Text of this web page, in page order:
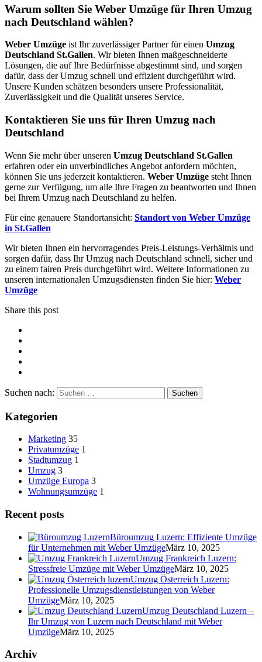
Warum sollten Sie Weber Umzüge für Ihren Umzug
nach Deutschland wählen?
Weber Umzüge ist Ihr zuverlässiger Partner für einen Umzug
Deutschland St.Gallen. Wir bieten Ihnen maßgeschneiderte
Lösungen, die auf Ihre Bedürfnisse abgestimmt sind, und sorgen
dafür, dass der Umzug schnell und effizient durchgeführt wird.
Unsere Kunden schätzen besonders unsere Professionalität,
Zuverlässigkeit und die Qualität unseres Service.
Kontaktieren Sie uns für Ihren Umzug nach
Deutschland
Wenn Sie mehr über unseren Umzug Deutschland St.Gallen
erfahren oder ein unverbindliches Angebot anfordern möchten,
können Sie uns jederzeit kontaktieren. Weber Umzüge steht Ihnen
gerne zur Verfügung, um alle Ihre Fragen zu beantworten und Ihnen
bei Ihrem Umzug nach Deutschland zu helfen.
Für eine genauere Standortansicht: Standort von Weber Umzüge
in St.Gallen
Wir bieten Ihnen ein hervorragendes Preis-Leistungs-Verhältnis und
sorgen dafür, dass Ihr Umzug nach Deutschland schnell, sicher und
zu einem fairen Preis durchgeführt wird. Weitere Informationen zu
unseren internationalen Umzugsdiensten finden Sie hier: Weber
Umzüge
Share this post
Suchen nach:
Kategorien
Marketing 35
Privatumzüge 1
Stadtumzug 1
Umzug 3
Umzüge Europa 3
Wohnungsumzüge 1
Recent posts
Büroumzug Luzern: Effiziente Umzüge
für Unternehmen mit Weber UmzügeMärz 10, 2025
Umzug Frankreich Luzern:
Stressfreie Umzüge mit Weber UmzügeMärz 10, 2025
Umzug Österreich Luzern:
Professionelle Umzugsdienstleistungen von Weber
UmzügeMärz 10, 2025
Umzug Deutschland Luzern –
Ihr Umzug von Luzern nach Deutschland mit Weber
UmzügeMärz 10, 2025
Archiv